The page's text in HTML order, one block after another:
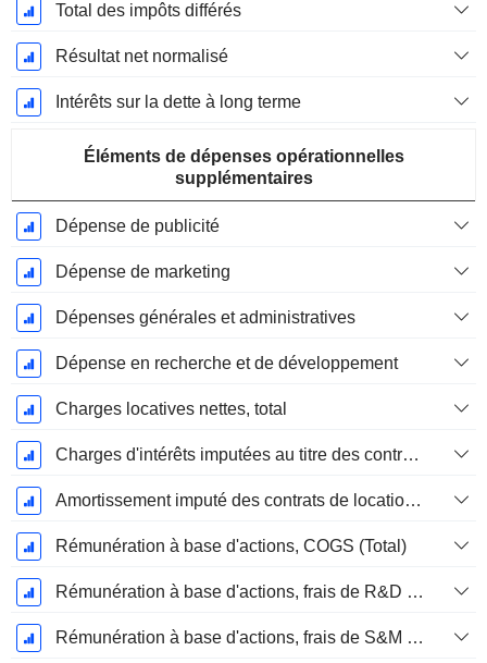
Total des impôts différés
Résultat net normalisé
Intérêts sur la dette à long terme
Éléments de dépenses opérationnelles
supplémentaires
Dépense de publicité
Dépense de marketing
Dépenses générales et administratives
Dépense en recherche et de développement
Charges locatives nettes, total
Charges d'intérêts imputées au titre des contrats de location
Amortissement imputé des contrats de location simple
Rémunération à base d'actions, COGS (Total)
Rémunération à base d'actions, frais de R&D (total)
Rémunération à base d'actions, frais de S&M (total)